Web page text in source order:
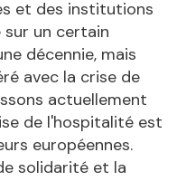
et des institutions
un certain
décennie, mais
avec la crise de
actuellement
de l'hospitalité est
européennes.
solidarité et la